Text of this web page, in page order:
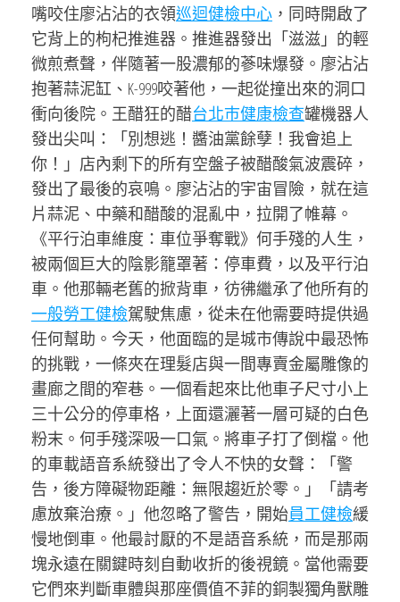
嘴咬住廖沾沾的衣領巡迴健檢中心 ，同時開啟了
它背上的枸杞推進器。推進器發出「滋滋」的輕
微煎煮聲，伴隨著一股濃郁的蔘味爆發。廖沾沾
抱著蒜泥缸、K-999咬著他，一起從撞出來的洞口
衝向後院。王醋狂的醋台北巿健康檢查罐機器人
發出尖叫：「別想逃！醬油黨餘孽！我會追上
你！」店內剩下的所有空盤子被醋酸氣波震碎，
發出了最後的哀鳴。廖沾沾的宇宙冒險，就在這
片蒜泥、中藥和醋酸的混亂中，拉開了帷幕。
《平行泊車維度：車位爭奪戰》何手殘的人生，
被兩個巨大的陰影籠罩著：停車費，以及平行泊
車。他那輛老舊的掀背車，彷彿繼承了他所有的
一般勞工健檢駕駛焦慮，從未在他需要時提供過
任何幫助。今天，他面臨的是城市傳說中最恐怖
的挑戰，一條夾在理髮店與一間專賣金屬雕像的
畫廊之間的窄巷。一個看起來比他車子尺寸小上
三十公分的停車格，上面還灑著一層可疑的白色
粉末。何手殘深吸一口氣。將車子打了倒檔。他
的車載語音系統發出了令人不快的女聲：「警
告，後方障礙物距離：無限趨近於零。」「請考
慮放棄治療。」他忽略了警告，開始員工健檢緩
慢地倒車。他最討厭的不是語音系統，而是那兩
塊永遠在關鍵時刻自動收折的後視鏡。當他需要
它們來判斷車體與那座價值不菲的銅製獨角獸雕